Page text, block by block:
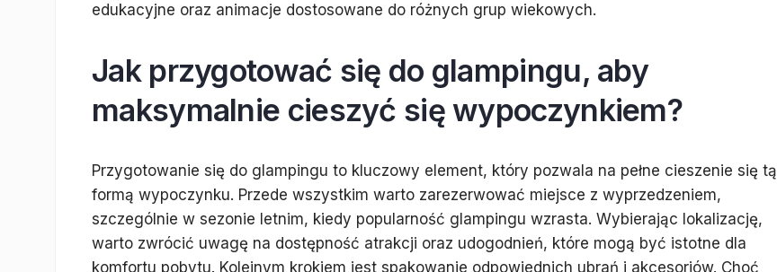
edukacyjne oraz animacje dostosowane do różnych grup wiekowych.
Jak przygotować się do glampingu, aby
maksymalnie cieszyć się wypoczynkiem?
Przygotowanie się do glampingu to kluczowy element, który pozwala na pełne cieszenie się tą
formą wypoczynku. Przede wszystkim warto zarezerwować miejsce z wyprzedzeniem,
szczególnie w sezonie letnim, kiedy popularność glampingu wzrasta. Wybierając lokalizację,
warto zwrócić uwagę na dostępność atrakcji oraz udogodnień, które mogą być istotne dla
komfortu pobytu. Kolejnym krokiem jest spakowanie odpowiednich ubrań i akcesoriów. Choć